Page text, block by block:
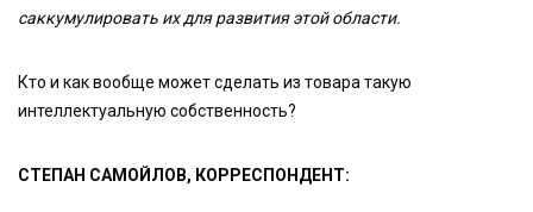
саккумулировать их для развития этой области.
Кто и как вообще может сделать из товара такую
интеллектуальную собственность?
СТЕПАН САМОЙЛОВ, КОРРЕСПОНДЕНТ: